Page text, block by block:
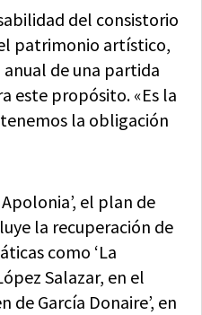
del consistorio
patrimonio artístico,
de una partida
este propósito. «Es la
la obligación
el plan de
la recuperación de
como ‘La
Salazar, en el
de García Donaire’, en